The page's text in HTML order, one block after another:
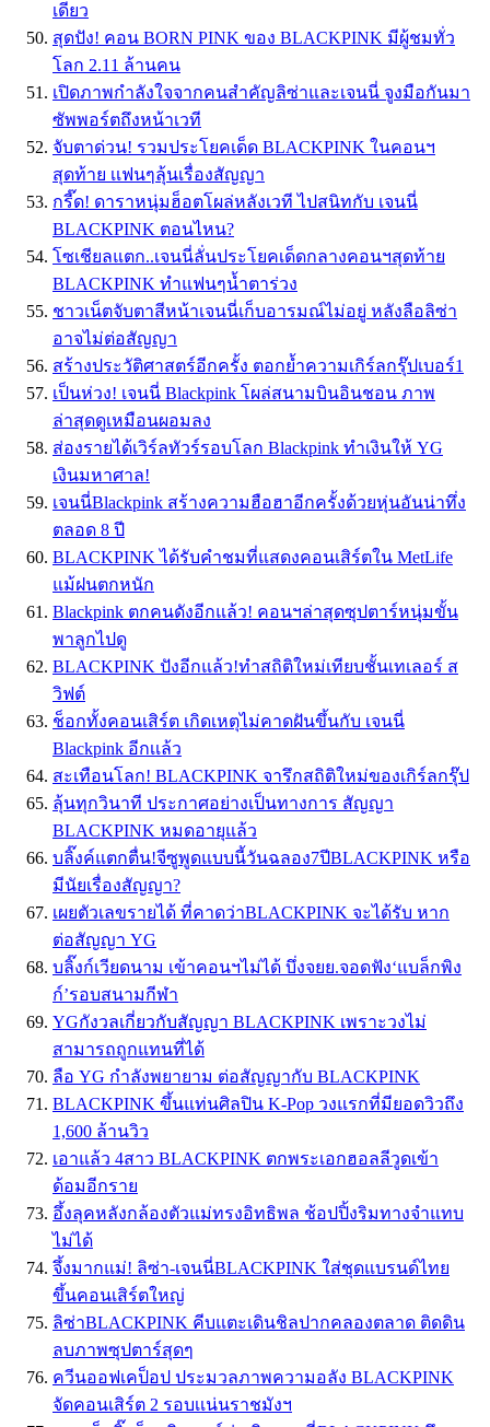
เดียว
สุดปัง! คอน BORN PINK ของ BLACKPINK มีผู้ชมทั่ว
โลก 2.11 ล้านคน
เปิดภาพกำลังใจจากคนสำคัญลิซ่าและเจนนี่ จูงมือกันมา
ซัพพอร์ตถึงหน้าเวที
จับตาด่วน! รวมประโยคเด็ด BLACKPINK ในคอนฯ
สุดท้าย เเฟนๆลุ้นเรื่องสัญญา
กรี๊ด! ดาราหนุ่มฮ็อตโผล่หลังเวที ไปสนิทกับ เจนนี่
BLACKPINK ตอนไหน?
โซเชียลแตก..เจนนี่ลั่นประโยคเด็ดกลางคอนฯสุดท้าย
BLACKPINK ทำแฟนๆน้ำตาร่วง
ชาวเน็ตจับตาสีหน้าเจนนี่เก็บอารมณ์ไม่อยู่ หลังลือลิซ่า
อาจไม่ต่อสัญญา
สร้างประวัติศาสตร์อีกครั้ง ตอกย้ำความเกิร์ลกรุ๊ปเบอร์1
เป็นห่วง! เจนนี่ Blackpink โผล่สนามบินอินชอน ภาพ
ล่าสุดดูเหมือนผอมลง
ส่องรายได้เวิร์ลทัวร์รอบโลก Blackpink ทำเงินให้ YG
เงินมหาศาล!
เจนนี่Blackpink สร้างความฮือฮาอีกครั้งด้วยหุ่นอันน่าทึ่ง
ตลอด 8 ปี
BLACKPINK ได้รับคำชมที่แสดงคอนเสิร์ตใน MetLife
แม้ฝนตกหนัก
Blackpink ตกคนดังอีกแล้ว! คอนฯล่าสุดซุปตาร์หนุ่มขั้น
พาลูกไปดู
BLACKPINK ปังอีกแล้ว!ทำสถิติใหม่เทียบชั้นเทเลอร์ ส
วิฟต์
ช็อกทั้งคอนเสิร์ต เกิดเหตุไม่คาดฝันขึ้นกับ เจนนี่
Blackpink อีกเเล้ว
สะเทือนโลก! BLACKPINK จารึกสถิติใหม่ของเกิร์ลกรุ๊ป
ลุ้นทุกวินาที ประกาศอย่างเป็นทางการ สัญญา
BLACKPINK หมดอายุแล้ว
บลิ๊งค์แตกตื่น!จีซูพูดแบบนี้วันฉลอง7ปีBLACKPINK หรือ
มีนัยเรื่องสัญญา?
เผยตัวเลขรายได้ ที่คาดว่าBLACKPINK จะได้รับ หาก
ต่อสัญญา YG
บลิ๊งก์เวียดนาม เข้าคอนฯไม่ได้ บึ่งจยย.จอดฟัง‘แบล็กพิง
ก์’รอบสนามกีฬา
YGกังวลเกี่ยวกับสัญญา BLACKPINK เพราะวงไม่
สามารถถูกแทนที่ได้
ลือ YG กำลังพยายาม ต่อสัญญากับ BLACKPINK
BLACKPINK ขึ้นแท่นศิลปิน K-Pop วงแรกที่มียอดวิวถึง
1,600 ล้านวิว
เอาแล้ว 4สาว BLACKPINK ตกพระเอกฮอลลีวูดเข้า
ด้อมอีกราย
อึ้งลุคหลังกล้องตัวแม่ทรงอิทธิพล ช้อปปิ้งริมทางจำแทบ
ไม่ได้
จึ้งมากแม่! ลิซ่า-เจนนี่BLACKPINK ใส่ชุดแบรนด์ไทย
ขึ้นคอนเสิร์ตใหญ่
ลิซ่าBLACKPINK คีบแตะเดินชิลปากคลองตลาด ติดดิน
ลบภาพซุปตาร์สุดๆ
ควีนออฟเคป็อป ประมวลภาพความอลัง BLACKPINK
จัดคอนเสิร์ต 2 รอบเเน่นราชมังฯ